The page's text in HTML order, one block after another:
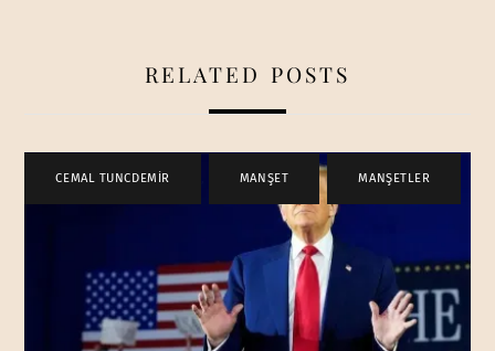
RELATED POSTS
CEMAL TUNCDEMİR MANŞET , MANŞETLER